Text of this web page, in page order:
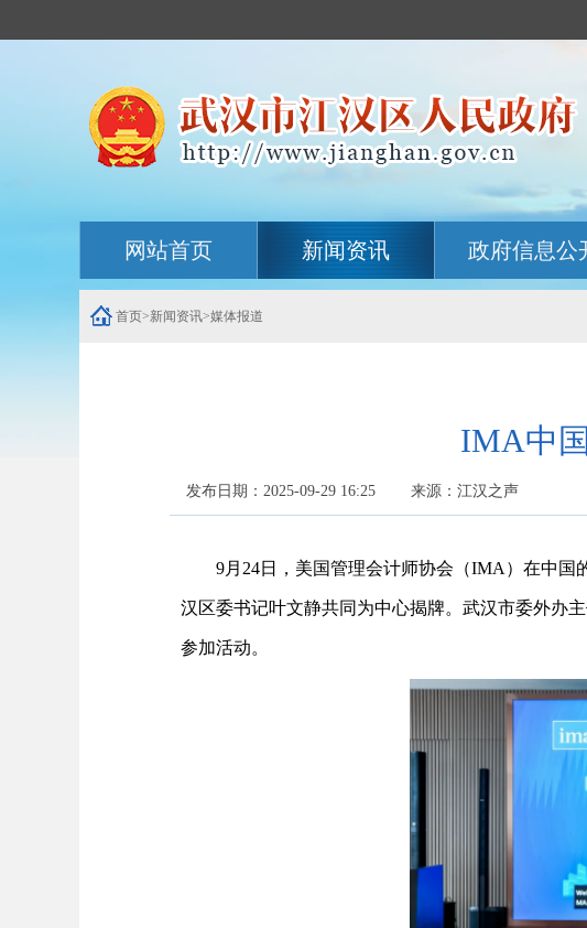
导
航
定
网站首页 新闻资讯 政府信息公
首页>新闻资讯>媒体报道
IMA中
发布日期：2025-09-29 16:25 来源：江汉之声
9月24日，美国管理会计师协会（IMA）在中国
汉区委书记叶文静共同为中心揭牌。武汉市委外办
参加活动。